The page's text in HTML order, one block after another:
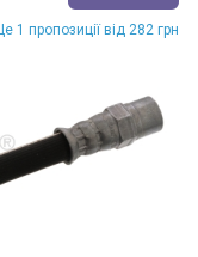
1 пропозиції від 282 грн